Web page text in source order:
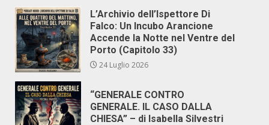
L’Archivio dell’Ispettore Di
Falco: Un Incubo Arancione
Accende la Notte nel Ventre del
Porto (Capitolo 33)
24 Luglio 2026
“GENERALE CONTRO
GENERALE. IL CASO DALLA
CHIESA” – di Isabella Silvestri